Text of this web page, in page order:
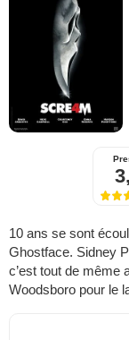
10 ans se sont
Ghostface. Sidney
c’est tout de même
Woodsboro pour le